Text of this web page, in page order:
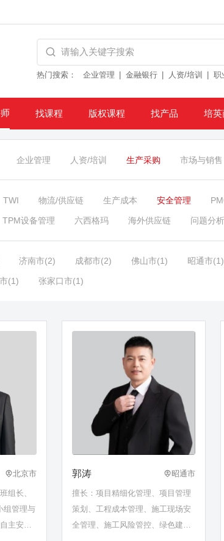
热门搜索： 企业管理 金融银行 人资/培训 职
找课程 版权课程 找产品 培
企业管理 人资/培训 生产采购 市场与销售
TWI 物流/供应链 生产成本 安全管理
TPM设备管理 六西格玛 海外供应链 问题分
济南市(2) 成都市(2) 佛山市(1) 昭通市(1)
(1) 张家口市(1)
北京市
组长、
组管理与
主安全
郭涛 昭通市
擅长：项目精细化管理、项目管理
策划、工程成本管理、施工现场安
全管理、施工风险管控、绿色建筑